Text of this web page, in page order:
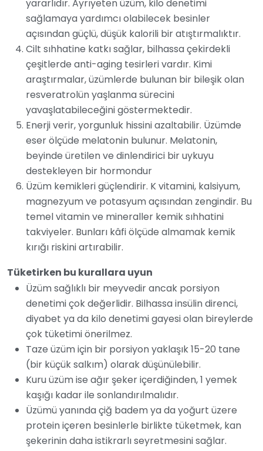
yararlıdır. Ayrıyeten üzüm, kilo denetimi
sağlamaya yardımcı olabilecek besinler
açısından güçlü, düşük kalorili bir atıştırmalıktır.
Cilt sıhhatine katkı sağlar, bilhassa çekirdekli
çeşitlerde anti-aging tesirleri vardır. Kimi
araştırmalar, üzümlerde bulunan bir bileşik olan
resveratrolün yaşlanma sürecini
yavaşlatabileceğini göstermektedir.
Enerji verir, yorgunluk hissini azaltabilir. Üzümde
eser ölçüde melatonin bulunur. Melatonin,
beyinde üretilen ve dinlendirici bir uykuyu
destekleyen bir hormondur
Üzüm kemikleri güçlendirir. K vitamini, kalsiyum,
magnezyum ve potasyum açısından zengindir. Bu
temel vitamin ve mineraller kemik sıhhatini
takviyeler. Bunları kâfi ölçüde almamak kemik
kırığı riskini artırabilir.
Tüketirken bu kurallara uyun
Üzüm sağlıklı bir meyvedir ancak porsiyon
denetimi çok değerlidir. Bilhassa insülin direnci,
diyabet ya da kilo denetimi gayesi olan bireylerde
çok tüketimi önerilmez.
Taze üzüm için bir porsiyon yaklaşık 15-20 tane
(bir küçük salkım) olarak düşünülebilir.
Kuru üzüm ise ağır şeker içerdiğinden, 1 yemek
kaşığı kadar ile sonlandırılmalıdır.
Üzümü yanında çiğ badem ya da yoğurt üzere
protein içeren besinlerle birlikte tüketmek, kan
şekerinin daha istikrarlı seyretmesini sağlar.